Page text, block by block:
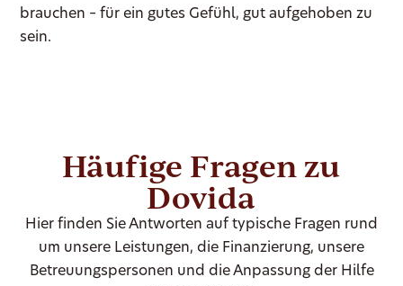
brauchen – für ein gutes Gefühl, gut aufgehoben zu
sein.
Häufige Fragen zu
Dovida
Hier finden Sie Antworten auf typische Fragen rund
um unsere Leistungen, die Finanzierung, unsere
Betreuungspersonen und die Anpassung der Hilfe